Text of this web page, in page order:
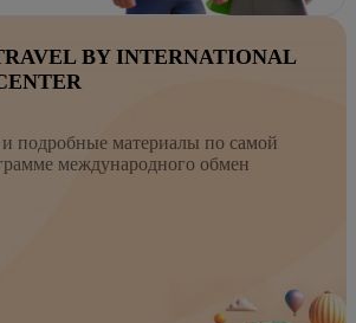
BY INTERNATIONAL
и подробные материалы по самой
международного обмен